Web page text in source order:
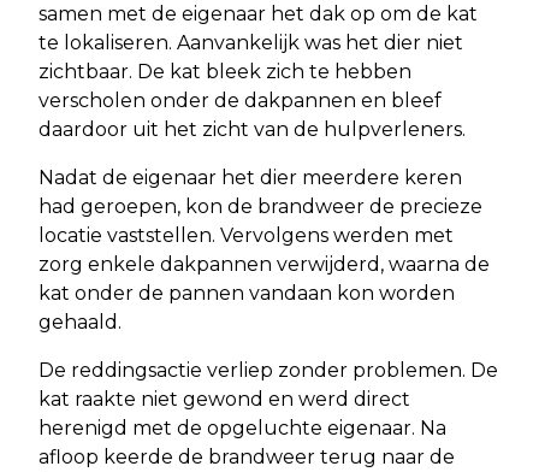
samen met de eigenaar het dak op om de kat
te lokaliseren. Aanvankelijk was het dier niet
zichtbaar. De kat bleek zich te hebben
verscholen onder de dakpannen en bleef
daardoor uit het zicht van de hulpverleners.
Nadat de eigenaar het dier meerdere keren
had geroepen, kon de brandweer de precieze
locatie vaststellen. Vervolgens werden met
zorg enkele dakpannen verwijderd, waarna de
kat onder de pannen vandaan kon worden
gehaald.
De reddingsactie verliep zonder problemen. De
kat raakte niet gewond en werd direct
herenigd met de opgeluchte eigenaar. Na
afloop keerde de brandweer terug naar de